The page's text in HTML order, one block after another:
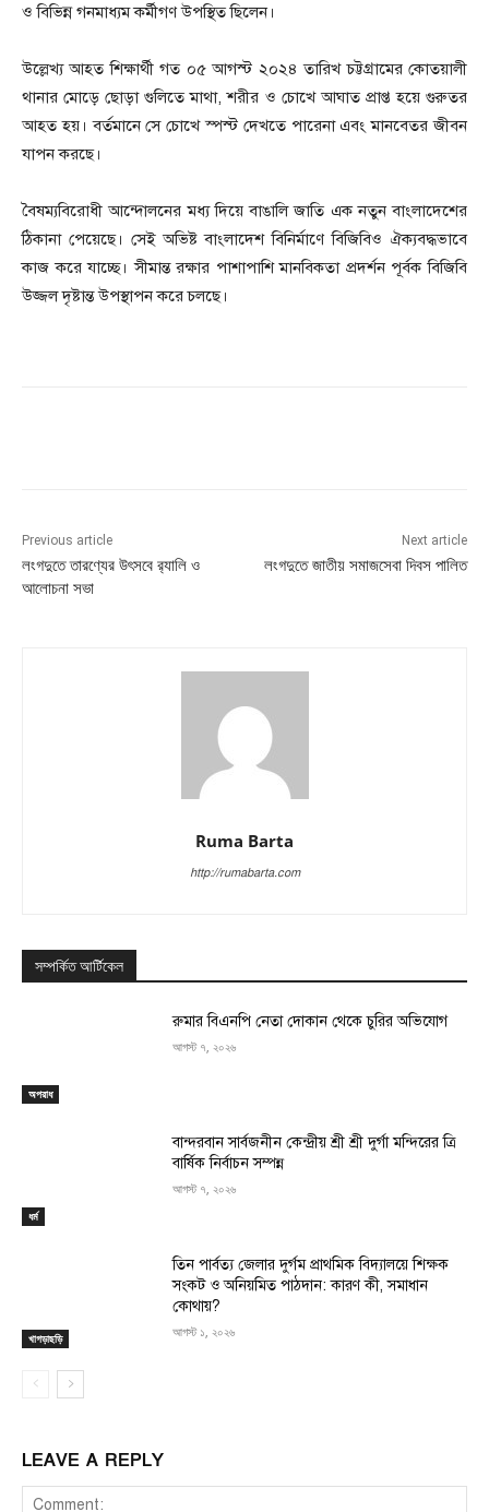
ও বিভিন্ন গনমাধ্যম কর্মীগণ উপস্থিত ছিলেন।
উল্লেখ্য আহত শিক্ষার্থী গত ০৫ আগস্ট ২০২৪ তারিখ চট্টগ্রামের কোতয়ালী
থানার মোড়ে ছোড়া গুলিতে মাথা, শরীর ও চোখে আঘাত প্রাপ্ত হয়ে গুরুতর
আহত হয়। বর্তমানে সে চোখে স্পস্ট দেখতে পারেনা এবং মানবেতর জীবন
যাপন করছে।
বৈষম্যবিরোধী আন্দোলনের মধ্য দিয়ে বাঙালি জাতি এক নতুন বাংলাদেশের
ঠিকানা পেয়েছে। সেই অভিষ্ট বাংলাদেশ বিনির্মাণে বিজিবিও ঐক্যবদ্ধভাবে
কাজ করে যাচ্ছে। সীমান্ত রক্ষার পাশাপাশি মানবিকতা প্রদর্শন পূর্বক বিজিবি
উজ্জল দৃষ্টান্ত উপস্থাপন করে চলছে।
Previous article
লংগদুতে তারণ্যের উৎসবে র‍্যালি ও
আলোচনা সভা
Next article
লংগদুতে জাতীয় সমাজসেবা দিবস পালিত
Ruma Barta
http://rumabarta.com
সম্পর্কিত আর্টিকেল
অপরাধ
রুমার বিএনপি নেতা দোকান থেকে চুরির অভিযোগ
আগস্ট ৭, ২০২৬
ধর্ম
বান্দরবান সার্বজনীন কেন্দ্রীয় শ্রী শ্রী দুর্গা মন্দিরের ত্রি
বার্ষিক নির্বাচন সম্পন্ন
আগস্ট ৭, ২০২৬
খাগড়াছড়ি
তিন পার্বত্য জেলার দুর্গম প্রাথমিক বিদ্যালয়ে শিক্ষক
সংকট ও অনিয়মিত পাঠদান: কারণ কী, সমাধান
কোথায়?
আগস্ট ১, ২০২৬
LEAVE A REPLY